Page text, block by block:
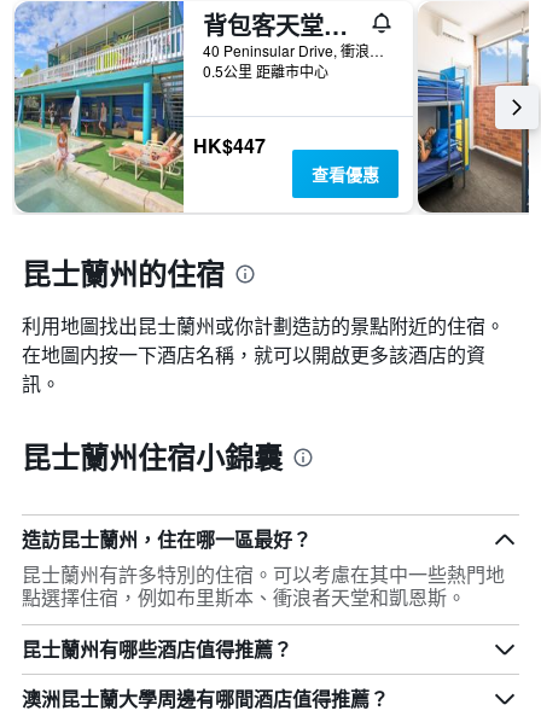
背包客天堂飯店
40 Peninsular Drive, 衝浪者天堂, QLD, 澳洲
0.5公里 距離市中心
HK$447
查看優惠
昆士蘭州的住宿
利用地圖找出昆士蘭州​​或你計劃造訪的景點附近的住宿。
在地圖内按一下酒店名稱，就可以開啟更多該酒店的資
訊。
昆士蘭州住宿小錦囊
造訪昆士蘭州，住在哪一區最好？
昆士蘭州有許多特別的住宿。可以考慮在其中一些熱門地
點選擇住宿，例如布里斯本、衝浪者天堂和凱恩斯。
昆士蘭州有哪些酒店值得推薦？
澳洲昆士蘭大學周邊有哪間酒店值得推薦？